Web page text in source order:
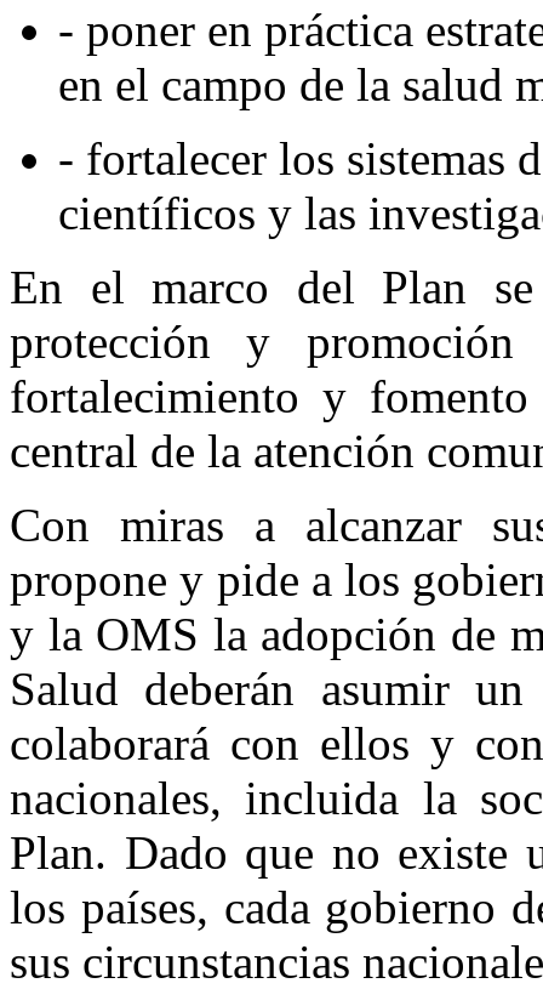
- poner en práctica
en el campo de la salud
- fortalecer los sistemas
científicos y las
En el marco del Plan
protección y
fortalecimiento y
central de la atención
Con miras a alcanzar
propone y pide a los
y la OMS la adopción de
Salud deberán asumir
colaborará con ellos y
nacionales, incluida la
Plan. Dado que no existe
los países, cada gobierno
sus circunstancias